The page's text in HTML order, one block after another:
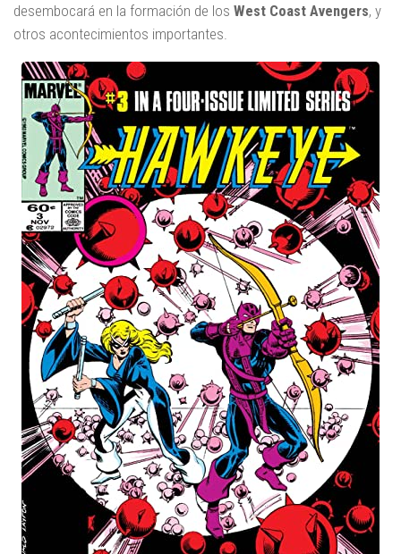
desembocará en la formación de los West Coast Avengers, y
otros acontecimientos importantes.